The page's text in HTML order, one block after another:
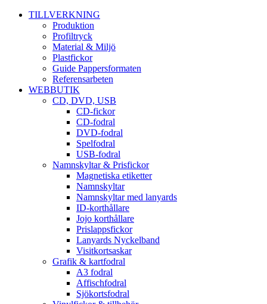
TILLVERKNING
Produktion
Profiltryck
Material & Miljö
Plastfickor
Guide Pappersformaten
Referensarbeten
WEBBUTIK
CD, DVD, USB
CD-fickor
CD-fodral
DVD-fodral
Spelfodral
USB-fodral
Namnskyltar & Prisfickor
Magnetiska etiketter
Namnskyltar
Namnskyltar med lanyards
ID-korthållare
Jojo korthållare
Prislappsfickor
Lanyards Nyckelband
Visitkortsaskar
Grafik & kartfodral
A3 fodral
Affischfodral
Sjökortsfodral